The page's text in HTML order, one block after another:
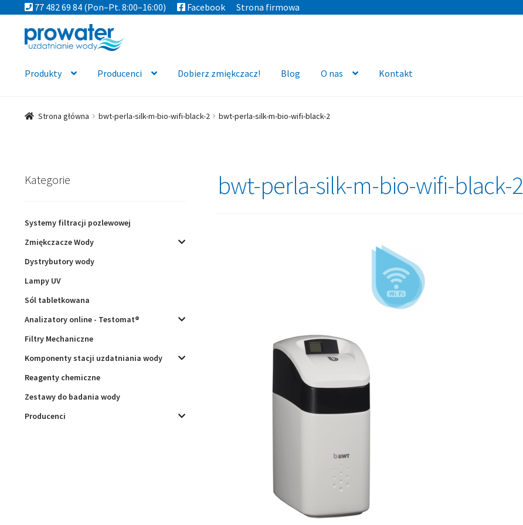
77 482 69 84(Pon–Pt. 8:00–16:00) Facebook Strona firmowa
Przejdź
do
Przejdź
do
Produkty Producenci Dobierz zmiękczacz! Blog O nas Kontakt
Strona główna bwt-perla-silk-m-bio-wifi-black-2 bwt-perla-silk-m-bio-wifi-black-2
bwt-perla-silk-m-bio-wifi-black-2
Kategorie
Systemy filtracji pozlewowej
Zmiękczacze Wody
Dystrybutory wody
Lampy UV
Sól tabletkowana
Analizatory online - Testomat®
Filtry Mechaniczne
Komponenty stacji uzdatniania wody
Reagenty chemiczne
Zestawy do badania wody
Producenci